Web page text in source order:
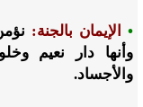
• الإيمان بالجنة:
وأنها دار نعيم
والأجساد.